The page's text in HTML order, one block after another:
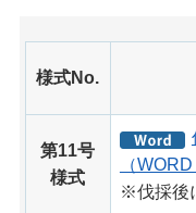
様式No.
第11号
様式
（
※伐採後